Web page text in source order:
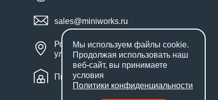
sales@miniworks.ru
Россия, Санкт-Петербург,
улица Маршала Новикова, 28Е
Пн – Пт: с 9:00 до 18:00
Мы используем файлы cookie.
Продолжая использовать наш
веб-сайт, вы принимаете
условия
Политики конфиденциальности